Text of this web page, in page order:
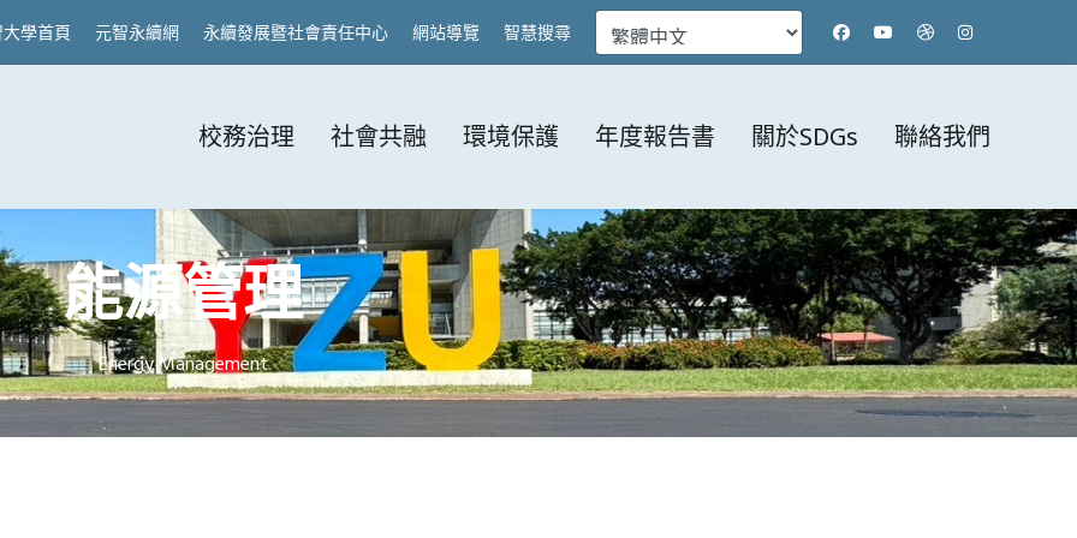
學首頁 元智永續網 永續發展暨社會責任中心 網站導覽 智慧搜尋
校務治理 社會共融 環境保護 年度報告書 關於SDGs 聯絡我們
能源管理
Energy Management